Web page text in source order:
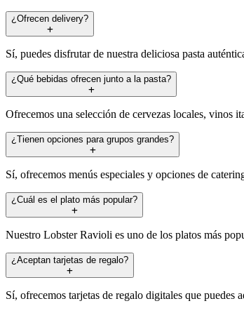
¿Ofrecen delivery?
Sí, puedes disfrutar de nuestra deliciosa pasta
¿Qué bebidas ofrecen junto a la pasta?
Ofrecemos una selección de cervezas locales, vinos
¿Tienen opciones para grupos grandes?
Sí, ofrecemos menús especiales y opciones de
¿Cuál es el plato más popular?
Nuestro Lobster Ravioli es uno de los platos más
¿Aceptan tarjetas de regalo?
Sí, ofrecemos tarjetas de regalo digitales que puedes